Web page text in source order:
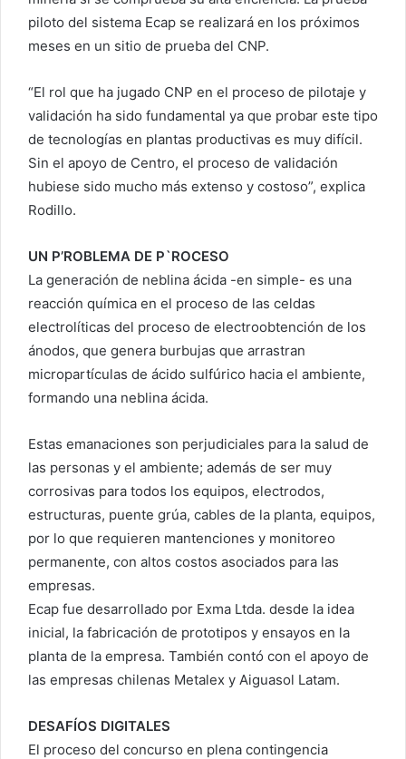
piloto del sistema Ecap se realizará en los próximos
meses en un sitio de prueba del CNP.
“El rol que ha jugado CNP en el proceso de pilotaje y
validación ha sido fundamental ya que probar este tipo
de tecnologías en plantas productivas es muy difícil.
Sin el apoyo de Centro, el proceso de validación
hubiese sido mucho más extenso y costoso”, explica
Rodillo.
UN P’ROBLEMA DE P`ROCESO
La generación de neblina ácida -en simple- es una
reacción química en el proceso de las celdas
electrolíticas del proceso de electroobtención de los
ánodos, que genera burbujas que arrastran
micropartículas de ácido sulfúrico hacia el ambiente,
formando una neblina ácida.
Estas emanaciones son perjudiciales para la salud de
las personas y el ambiente; además de ser muy
corrosivas para todos los equipos, electrodos,
estructuras, puente grúa, cables de la planta, equipos,
por lo que requieren mantenciones y monitoreo
permanente, con altos costos asociados para las
empresas.
Ecap fue desarrollado por Exma Ltda. desde la idea
inicial, la fabricación de prototipos y ensayos en la
planta de la empresa. También contó con el apoyo de
las empresas chilenas Metalex y Aiguasol Latam.
DESAFÍOS DIGITALES
El proceso del concurso en plena contingencia